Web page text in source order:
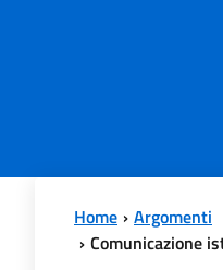
Home
Argomenti
Comunicazione